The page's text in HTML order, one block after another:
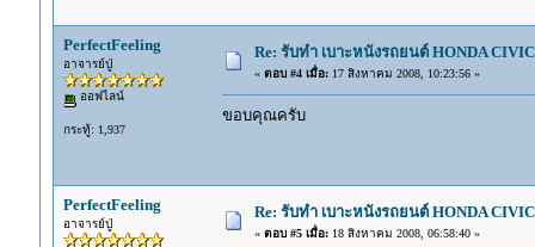
PerfectFeeling
อาจารย์ปู่
ออฟไลน์
กระทู้: 1,937
Re: รับทำ เบาะหนังรถยนต์ HONDA
« ตอบ #4 เมื่อ:17 สิงหาคม 2008, 10:23:56 »
ขอบคุณครับ
PerfectFeeling
อาจารย์ปู่
Re: รับทำ เบาะหนังรถยนต์ HONDA
« ตอบ #5 เมื่อ:18 สิงหาคม 2008, 06:58:40 »